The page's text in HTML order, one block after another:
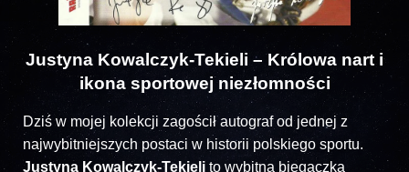
Justyna Kowalczyk-Tekieli – Królowa nart i
ikona sportowej niezłomności
Dziś w mojej kolekcji zagościł autograf od jednej z
najwybitniejszych postaci w historii polskiego sportu.
Justyna Kowalczyk-Tekieli to wybitna biegaczka